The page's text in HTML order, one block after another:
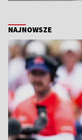
NAJNOWSZE